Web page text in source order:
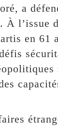
a
l’issue
en 61